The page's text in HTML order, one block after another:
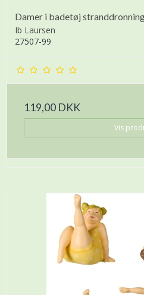
Damer i badetøj
Ib Laursen
27507-99
119,00 DKK
Vis